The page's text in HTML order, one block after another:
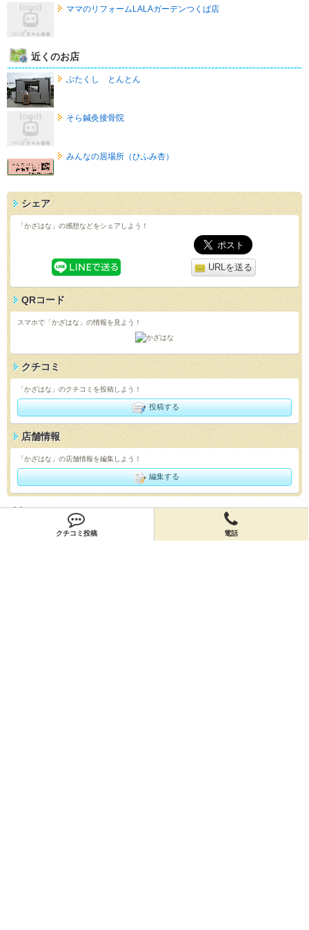
クチコミ投稿 電話
ママのリフォームLALAガーデンつくば店
近くのお店
ぶたくし とんとん
そら鍼灸接骨院
みんなの居場所（ひふみ杏）
シェア
「かざはな」の感想などをシェアしよう！
URLを送る
QRコード
スマホで「かざはな」の情報を見よう！
クチコミ
「かざはな」のクチコミを投稿しよう！
投稿する
店舗情報
「かざはな」の店舗情報を編集しよう！
編集する
会員登録
無料会員登録